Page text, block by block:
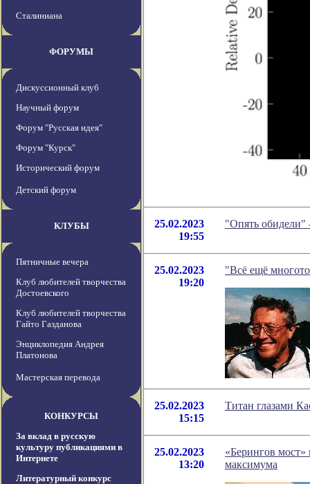
Сталиниана
ФОРУМЫ
Дискуссионный клуб
Научный форум
Форум "Русская идея"
Форум "Курск"
Исторический форум
Детский форум
КЛУБЫ
Пятничные вечера
Клуб любителей творчества
Достоевского
Клуб любителей творчества
Гайто Газданова
Энциклопедия Андрея
Платонова
Мастерская перевода
КОНКУРСЫ
За вклад в русскую
культуру публикациями в
Интернете
Литературный конкурс
25.02.2023
19:55
"Опять обидели"
25.02.2023
19:20
"Всё ещё
25.02.2023
15:15
Титан глазами
25.02.2023
13:20
«Берингов
максимума